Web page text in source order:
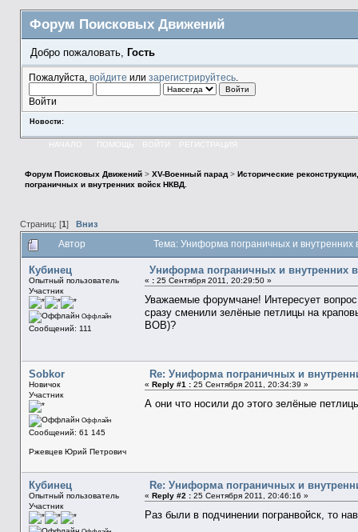
Форум Поисковых Движений
Добро пожаловать, Гость
Пожалуйста, войдите или зарегистрируйтесь.
Войти
Новости:
НАЧАЛО ПОМОЩЬ ВОЙТИ РЕГИСТРАЦИЯ
Форум Поисковых Движений> XV-Военный парад> Исторические
пограничных и внутренних войск НКВД.
Страниц: [1 ] Вниз
Автор Тема: Униформа пограничных и
Кубинец
Опытный пользователь
Участник
Оффлайн
Сообщений: 111
Униформа пограничных и внутренних
« :25 Сентября 2011, 20:29:50 »
Уважаемые форумчане! Интересует
сразу сменили зелёные петлицы на
ВОВ)?
Sobkor
Новичок
Участник
Оффлайн
Сообщений: 61 145
Ржевцев Юрий Петрович
Re: Униформа пограничных и
« Reply #1 :25 Сентября 2011, 20:34:39 »
А они что носили до этого зелёные
Кубинец
Опытный пользователь
Участник
Re: Униформа пограничных и
« Reply #2 :25 Сентября 2011, 20:46:16 »
Раз были в подчинении погранвойск, то